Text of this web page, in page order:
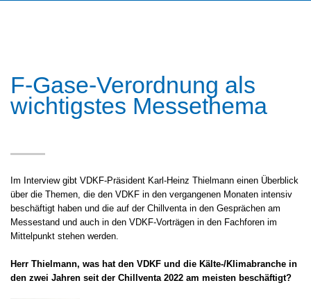
F-Gase-Verordnung als
wichtigstes Messethema
Im Interview gibt VDKF-Präsident Karl-Heinz Thielmann einen Überblick
über die Themen, die den VDKF in den vergangenen Monaten intensiv
beschäftigt haben und die auf der Chillventa in den Gesprächen am
Messestand und auch in den VDKF-Vorträgen in den Fachforen im
Mittelpunkt stehen werden.
Herr Thielmann, was hat den VDKF und die Kälte-/Klimabranche in
den zwei Jahren seit der Chillventa 2022 am meisten beschäftigt?